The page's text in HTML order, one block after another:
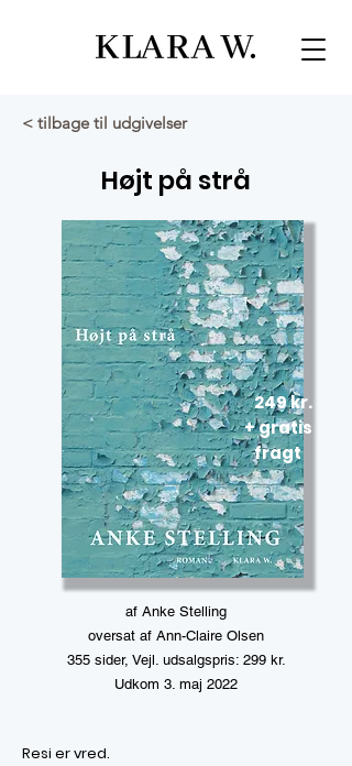
< tilbage til udgivelser
Højt på strå
249 kr.
+ gratis
fragt
af Anke Stelling
oversat af Ann-Claire Olsen
355 sider, Vejl. udsalgspris: 299 kr.
Udkom 3. maj 2022
Resi er vred.